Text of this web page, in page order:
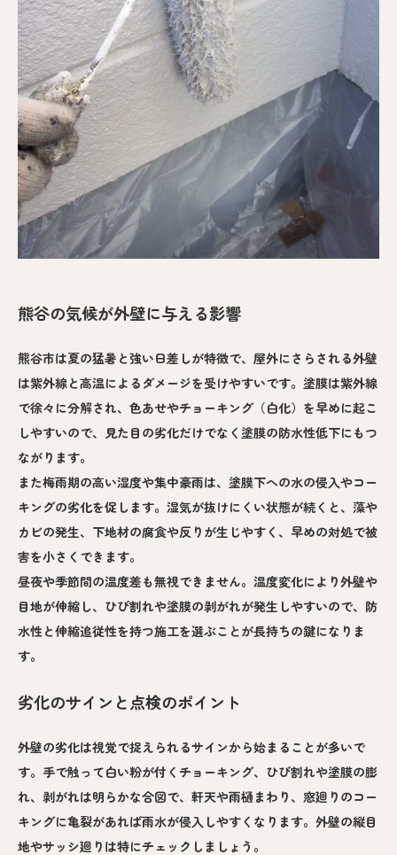
熊谷の気候が外壁に与える影響
熊谷市は夏の猛暑と強い日差しが特徴で、屋外にさらされる外壁
は紫外線と高温によるダメージを受けやすいです。塗膜は紫外線
で徐々に分解され、色あせやチョーキング（白化）を早めに起こ
しやすいので、見た目の劣化だけでなく塗膜の防水性低下にもつ
ながります。
また梅雨期の高い湿度や集中豪雨は、塗膜下への水の侵入やコー
キングの劣化を促します。湿気が抜けにくい状態が続くと、藻や
カビの発生、下地材の腐食や反りが生じやすく、早めの対処で被
害を小さくできます。
昼夜や季節間の温度差も無視できません。温度変化により外壁や
目地が伸縮し、ひび割れや塗膜の剥がれが発生しやすいので、防
水性と伸縮追従性を持つ施工を選ぶことが長持ちの鍵になりま
す。
劣化のサインと点検のポイント
外壁の劣化は視覚で捉えられるサインから始まることが多いで
す。手で触って白い粉が付くチョーキング、ひび割れや塗膜の膨
れ、剥がれは明らかな合図で、軒天や雨樋まわり、窓廻りのコー
キングに亀裂があれば雨水が侵入しやすくなります。外壁の縦目
地やサッシ廻りは特にチェックしましょう。